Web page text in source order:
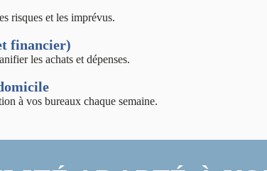
risques et les imprévus.
financier)
les achats et dépenses.
à vos bureaux chaque semaine.